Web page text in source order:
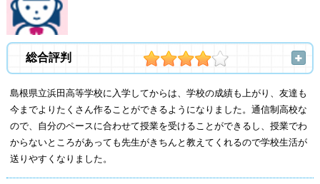
総合評判
島根県立浜田高等学校に入学してからは、学校の成績も上がり、友達も
今までよりたくさん作ることができるようになりました。通信制高校な
ので、自分のペースに合わせて授業を受けることができるし、授業でわ
からないところがあっても先生がきちんと教えてくれるので学校生活が
送りやすくなりました。